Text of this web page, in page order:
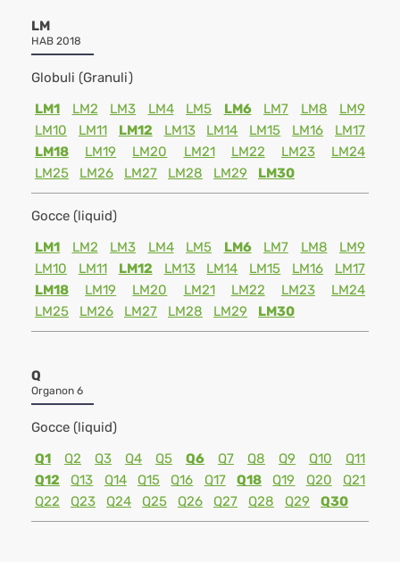
LM
HAB 2018
Globuli (Granuli)
LM1
LM2 LM3 LM4 LM5 LM6 LM7 LM8
LM9
LM10
LM11 LM12 LM13 LM14 LM15 LM16
LM17
LM18
LM19 LM20 LM21 LM22 LM23
LM24
LM25
LM26 LM27 LM28 LM29 LM30
Gocce (liquid)
LM1
LM2 LM3 LM4 LM5 LM6 LM7 LM8
LM9
LM10
LM11 LM12 LM13 LM14 LM15 LM16
LM17
LM18
LM19 LM20 LM21 LM22 LM23
LM24
LM25
LM26 LM27 LM28 LM29 LM30
Q
Organon 6
Gocce (liquid)
Q1
Q2 Q3 Q4 Q5 Q6 Q7 Q8 Q9 Q10
Q11
Q12
Q13 Q14 Q15 Q16 Q17 Q18 Q19 Q20
Q21
Q22
Q23 Q24 Q25 Q26 Q27 Q28 Q29 Q30